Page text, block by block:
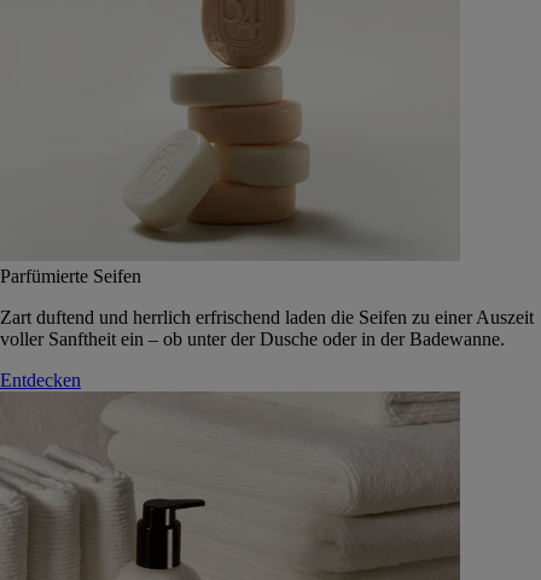
Parfümierte Seifen
Zart duftend und herrlich erfrischend laden die Seifen zu einer Auszeit
voller Sanftheit ein – ob unter der Dusche oder in der Badewanne.
Entdecken